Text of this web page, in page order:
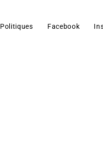
Politiques Facebook